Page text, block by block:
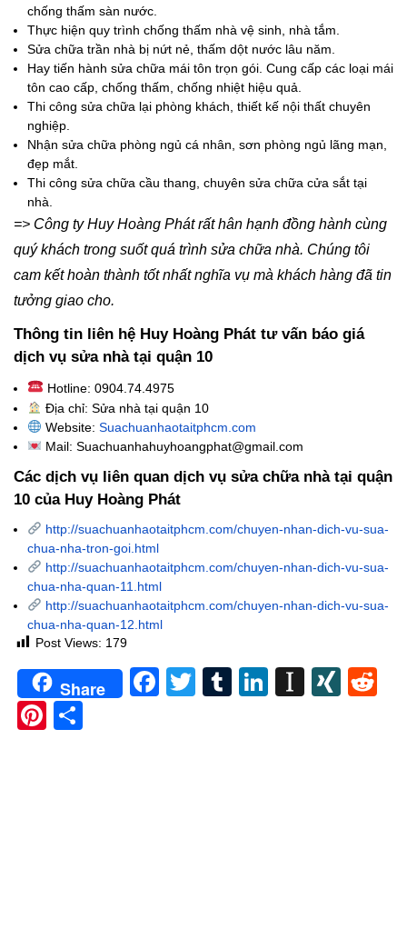
chống thấm sàn nước.
Thực hiện quy trình chống thấm nhà vệ sinh, nhà tắm.
Sửa chữa trần nhà bị nứt nẻ, thấm dột nước lâu năm.
Hay tiến hành sửa chữa mái tôn trọn gói. Cung cấp các loại mái
tôn cao cấp, chống thấm, chống nhiệt hiệu quả.
Thi công sửa chữa lại phòng khách, thiết kế nội thất chuyên
nghiệp.
Nhận sửa chữa phòng ngủ cá nhân, sơn phòng ngủ lãng mạn,
đẹp mắt.
Thi công sửa chữa cầu thang, chuyên sửa chữa cửa sắt tại
nhà.
=> Công ty Huy Hoàng Phát rất hân hạnh đồng hành cùng
quý khách trong suốt quá trình sửa chữa nhà. Chúng tôi
cam kết hoàn thành tốt nhất nghĩa vụ mà khách hàng đã tin
tưởng giao cho.
Thông tin liên hệ Huy Hoàng Phát tư vấn báo giá
dịch vụ sửa nhà tại quận 10
Hotline: 0904.74.4975
Địa chỉ: Sửa nhà tại quận 10
Website: Suachuanhaotaitphcm.com
Mail: Suachuanhahuyhoangphat@gmail.com
Các dịch vụ liên quan dịch vụ sửa chữa nhà tại quận
10 của Huy Hoàng Phát
http://suachuanhaotaitphcm.com/chuyen-nhan-dich-vu-sua-
chua-nha-tron-goi.html
http://suachuanhaotaitphcm.com/chuyen-nhan-dich-vu-sua-
chua-nha-quan-11.html
http://suachuanhaotaitphcm.com/chuyen-nhan-dich-vu-sua-
chua-nha-quan-12.html
Post Views: 179
Share Facebook
TwitterTumblrLinkedIn
Pinterest